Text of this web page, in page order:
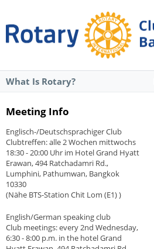
What Is Rotary?
Meeting Info
Englisch-/Deutschsprachiger Club
Clubtreffen: alle 2 Wochen mittwochs
18:30 - 20:00 Uhr im Hotel Grand Hyatt
Erawan, 494 Ratchadamri Rd.,
Lumphini, Pathumwan, Bangkok
10330
(Nähe BTS-Station Chit Lom (E1) )
English/German speaking club
Club meetings: every 2nd Wednesday,
6:30 - 8:00 p.m. in the hotel Grand